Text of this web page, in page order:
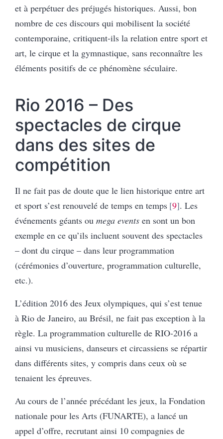
et à perpétuer des préjugés historiques. Aussi, bon
nombre de ces discours qui mobilisent la société
contemporaine, critiquent-ils la relation entre sport et
art, le cirque et la gymnastique, sans reconnaître les
éléments positifs de ce phénomène séculaire.
Rio 2016 – Des
spectacles de cirque
dans des sites de
compétition
Il ne fait pas de doute que le lien historique entre art
et sport s’est renouvelé de temps en temps 9 . Les
événements géants ou mega events en sont un bon
exemple en ce qu’ils incluent souvent des spectacles
– dont du cirque – dans leur programmation
(cérémonies d’ouverture, programmation culturelle,
etc.).
L’édition 2016 des Jeux olympiques, qui s’est tenue
à Rio de Janeiro, au Brésil, ne fait pas exception à la
règle. La programmation culturelle de RIO-2016 a
ainsi vu musiciens, danseurs et circassiens se répartir
dans différents sites, y compris dans ceux où se
tenaient les épreuves.
Au cours de l’année précédant les jeux, la Fondation
nationale pour les Arts (FUNARTE), a lancé un
appel d’offre, recrutant ainsi 10 compagnies de